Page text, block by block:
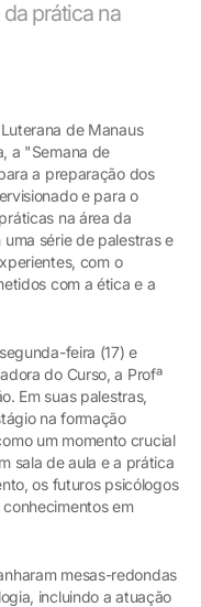
prática na
de Manaus
a "Semana de
a preparação dos
e para o
na área da
série de palestras e
com o
com a ética e a
feira (17) e
do Curso, a Profª
Em suas palestras,
na formação
um momento crucial
sala de aula e a prática
os futuros psicólogos
em
mesas-redondas
incluindo a atuação